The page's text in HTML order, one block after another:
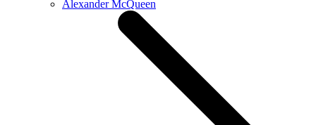
Alexander McQueen